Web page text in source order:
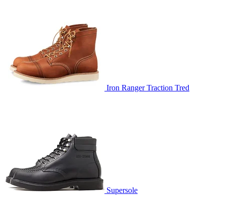
Iron Ranger Traction Tred
Supersole